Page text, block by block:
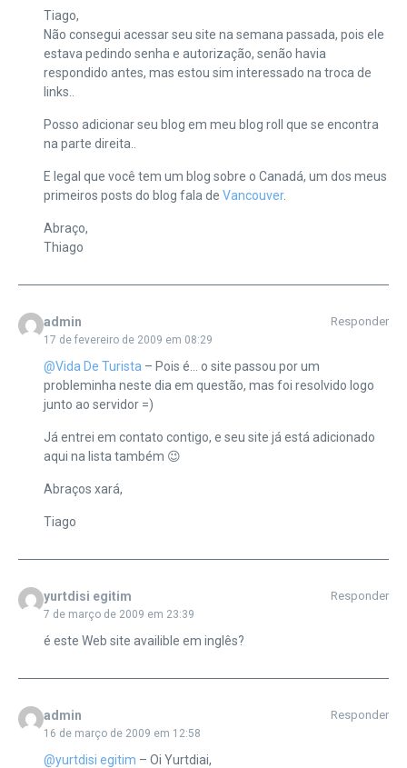
Tiago,
Não consegui acessar seu site na semana passada, pois ele
estava pedindo senha e autorização, senão havia
respondido antes, mas estou sim interessado na troca de
links..
Posso adicionar seu blog em meu blog roll que se encontra
na parte direita..
E legal que você tem um blog sobre o Canadá, um dos meus
primeiros posts do blog fala de Vancouver.
Abraço,
Thiago
admin
17 de fevereiro de 2009 em 08:29
Responder
@Vida De Turista – Pois é… o site passou por um
probleminha neste dia em questão, mas foi resolvido logo
junto ao servidor =)
Já entrei em contato contigo, e seu site já está adicionado
aqui na lista também 😉
Abraços xará,
Tiago
yurtdisi egitim
7 de março de 2009 em 23:39
Responder
é este Web site availible em inglês?
admin
16 de março de 2009 em 12:58
Responder
@yurtdisi egitim – Oi Yurtdiai,